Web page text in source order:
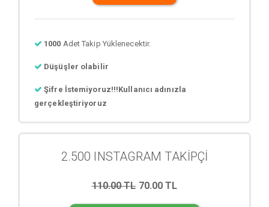
1000 Adet Takip Yüklenecektir.
Düşüşler olabilir
Şifre İstemiyoruz!!!Kullanıcı adınızla
gerçekleştiriyoruz
2.500 INSTAGRAM TAKİPÇİ
110.00 TL70.00 TL